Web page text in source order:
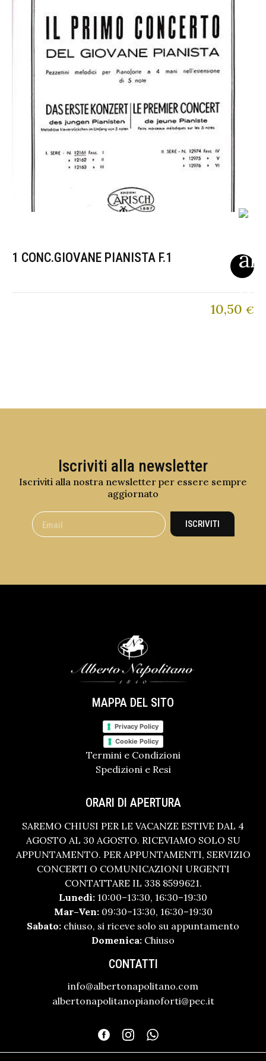
1 CONC.GIOVANE PIANISTA F.1
10,50 €
Iscriviti alla newsletter
Iscriviti alla nostra newsletter per essere sempre
aggiornato
ISCRIVITI
MAPPA DEL SITO
Privacy Policy
Cookie Policy
Termini e Condizioni
Spedizioni e Resi
ORARI DI APERTURA
SAREMO CHIUSI PER LE VACANZE ESTIVE DAL 4
AGOSTO AL 30 AGOSTO. RICEVIAMO SOLO SU
APPUNTAMENTO. PER APPUNTAMENTI, SERVIZIO
CONCERTI O COMUNICAZIONI URGENTI
CONTATTARE IL 338 8599621.
Lunedì: 10:00–13:30, 16:30–19:30
Mar–Ven:09:30–13:30, 16:30–19:30
Sabato: chiuso, si riceve solo su appuntamento
Domenica: Chiuso
CONTATTI
info@albertonapolitano.com
albertonapolitanopianoforti@pec.it